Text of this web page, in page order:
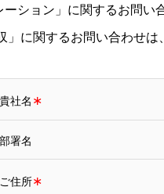
ション」に関するお問い
」に関するお問い合わせは
貴社名 ∗
部署名
ご住所∗